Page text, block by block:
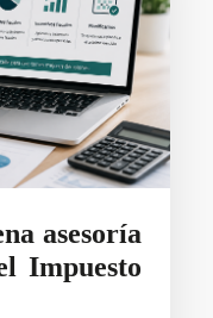
asesoría
Impuesto